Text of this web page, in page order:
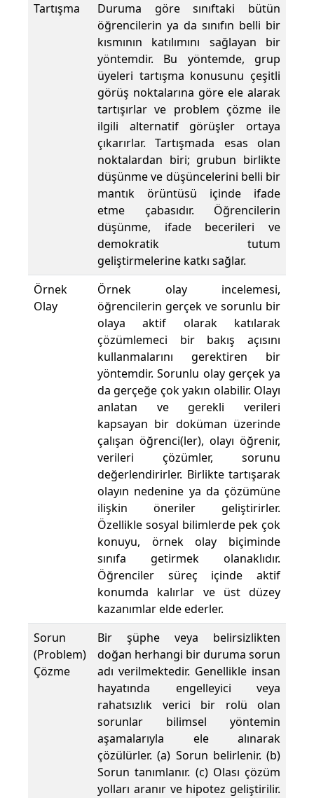
Tartışma
Duruma göre sınıftaki bütün
öğrencilerin ya da sınıfın belli bir
kısmının katılımını sağlayan bir
yöntemdir. Bu yöntemde, grup
üyeleri tartışma konusunu çeşitli
görüş noktalarına göre ele alarak
tartışırlar ve problem çözme ile
ilgili alternatif görüşler ortaya
çıkarırlar. Tartışmada esas olan
noktalardan biri; grubun birlikte
düşünme ve düşüncelerini belli bir
mantık örüntüsü içinde ifade
etme çabasıdır. Öğrencilerin
düşünme, ifade becerileri ve
demokratik tutum
geliştirmelerine katkı sağlar.
Örnek
Olay
Örnek olay incelemesi,
öğrencilerin gerçek ve sorunlu bir
olaya aktif olarak katılarak
çözümlemeci bir bakış açısını
kullanmalarını gerektiren bir
yöntemdir. Sorunlu olay gerçek ya
da gerçeğe çok yakın olabilir. Olayı
anlatan ve gerekli verileri
kapsayan bir doküman üzerinde
çalışan öğrenci(ler), olayı öğrenir,
verileri çözümler, sorunu
değerlendirirler. Birlikte tartışarak
olayın nedenine ya da çözümüne
ilişkin öneriler geliştirirler.
Özellikle sosyal bilimlerde pek çok
konuyu, örnek olay biçiminde
sınıfa getirmek olanaklıdır.
Öğrenciler süreç içinde aktif
konumda kalırlar ve üst düzey
kazanımlar elde ederler.
Sorun
(Problem)
Çözme
Bir şüphe veya belirsizlikten
doğan herhangi bir duruma sorun
adı verilmektedir. Genellikle insan
hayatında engelleyici veya
rahatsızlık verici bir rolü olan
sorunlar bilimsel yöntemin
aşamalarıyla ele alınarak
çözülürler. (a) Sorun belirlenir. (b)
Sorun tanımlanır. (c) Olası çözüm
yolları aranır ve hipotez geliştirilir.